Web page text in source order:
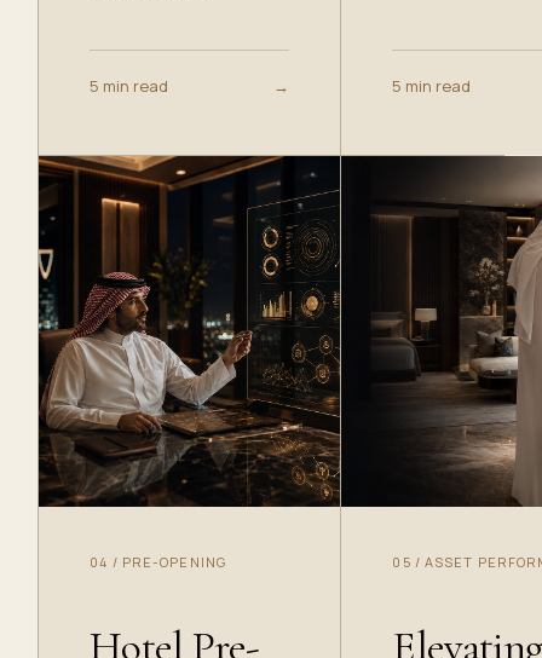
5 min read → 5 min read
04 / PRE-OPENING
Hotel Pre-
05 / ASSET